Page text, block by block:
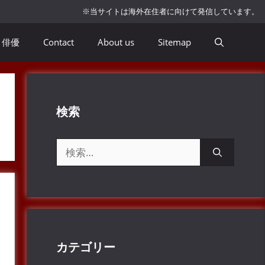
※当サイトは海外在住者に向けて発信しています。
俳優 Contact About us Sitemap
検索
索:
カテゴリー